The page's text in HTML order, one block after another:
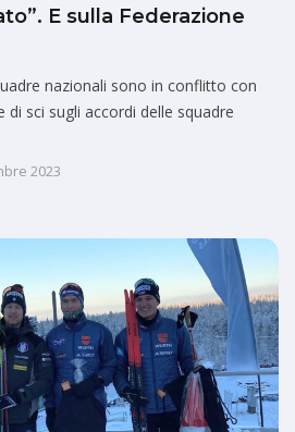
E sulla Federazione
nazionali sono in conflitto con
di sci sugli accordi delle squadre
2023